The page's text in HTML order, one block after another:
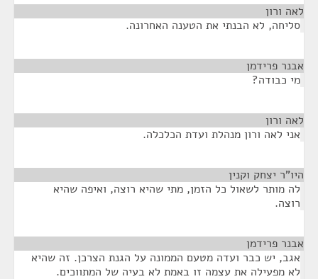
לאה ורון
סליחה, לא הבנתי את הטענה האחרונה.
אבנר פרידמן
מי כבודה?
לאה ורון
אני לאה ורון מנהלת ועדת הכלכלה.
היו"ר יצחק וקנין
לה מותר לשאול כל הזמן, מתי שהיא רוצה, ואיפה שהיא
רוצה.
אבנר פרידמן
אגב, יש כבר ועדה מטעם הממונה על הגנת הצרכן. זה שהיא
לא מפעילה את עצמה זו באמת לא בעיה של המתווכים.